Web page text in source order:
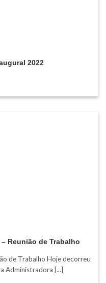
2022
Reunião de Trabalho
de Trabalho Hoje decorreu
Administradora [...]